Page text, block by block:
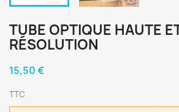
TUBE OPTIQUE HAUTE
RÉSOLUTION
15,50 €
TTC